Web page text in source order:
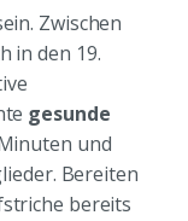
Zwischen
in den 19.
gesunde
und
Bereiten
bereits